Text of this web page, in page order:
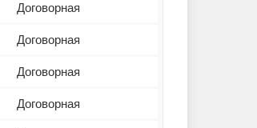
Договорная
Договорная
Договорная
Договорная